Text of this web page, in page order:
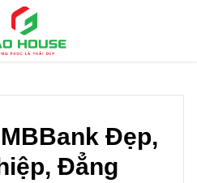
Đẹp,
Đẳng